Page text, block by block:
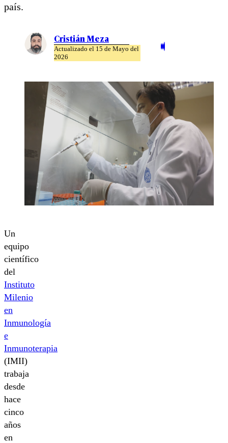
país.
Cristián Meza
Actualizado el 15 de Mayo del
2026
Un
equipo
científico
del
Instituto
Milenio
en
Inmunología
e
Inmunoterapia
(IMII)
trabaja
desde
hace
cinco
años
en